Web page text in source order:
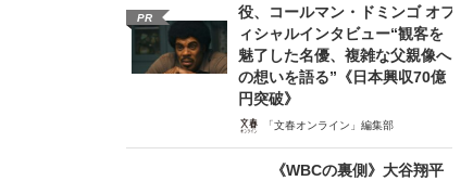
PR
役、コールマン・ドミンゴ オフ
ィシャルインタビュー“観客を
魅了した名優、複雑な父親像へ
の想いを語る”《日本興収70億
円突破》
「文春オンライン」編集部
《WBCの裏側》大谷翔平